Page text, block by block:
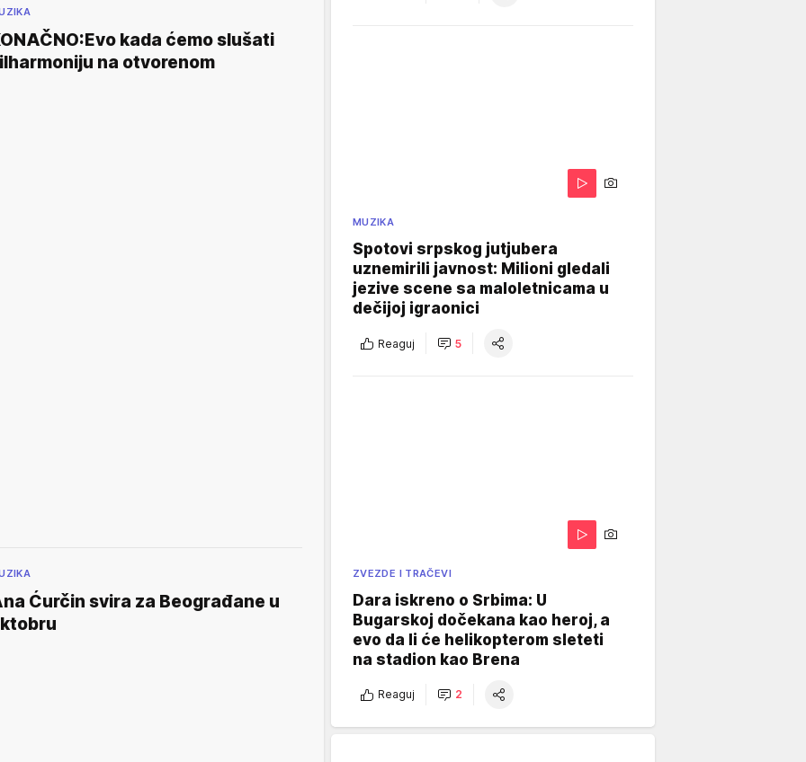
kada ćemo slušati
na otvorenom
Ćurčin svira za Beograđane u
MUZIKA
Spotovi srpskog jutjubera
uznemirili javnost: Milioni gledali
jezive scene sa maloletnicama u
dečijoj igraonici
Reaguj 5
ZVEZDE I TRAČEVI
Dara iskreno o Srbima: U
Bugarskoj dočekana kao heroj, a
evo da li će helikopterom sleteti
na stadion kao Brena
Reaguj 2